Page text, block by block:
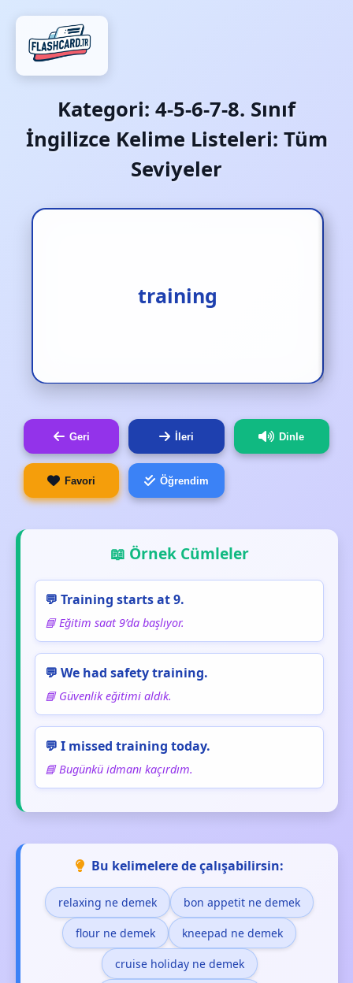
Kategori: 4-5-6-7-8. Sınıf
İngilizce Kelime Listeleri: Tüm
Seviyeler
training
antrenman
Geri İleri Dinle
Favori Öğrendim
📖 Örnek Cümleler
💬 Training starts at 9.
📘 Eğitim saat 9’da başlıyor.
💬 We had safety training.
📘 Güvenlik eğitimi aldık.
💬 I missed training today.
📘 Bugünkü idmanı kaçırdım.
Bu kelimelere de çalışabilirsin:
relaxing ne demek bon appetit ne demek
flour ne demek kneepad ne demek
cruise holiday ne demek